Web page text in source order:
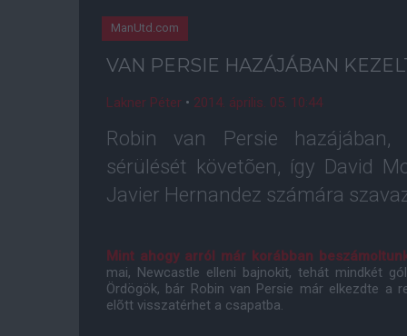
ManUtd.com
VAN PERSIE HAZÁJÁBAN
Lakner Péter • 2014. április. 05. 10:44
Robin van Persie hazájában,
sérülését követõen, így David
Javier Hernandez számára
Mint ahogy arról már korábban
mai, Newcastle elleni bajnokit, tehát mindkét
Ördögök, bár Robin van Persie már elkezdte a
elõtt visszatérhet a csapatba.